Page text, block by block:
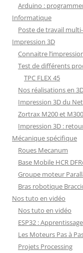
Arduino :
Informatique
Poste de travail
Impression 3D
Connaitre
Test de différents
TPC FLEX 45
Nos réalisations en
Impression 3D du Net
Zortrax M200 et M300
Impression 3D :
Mécanique spécifique
Roues Mecanum
Base Mobile HCR
Groupe moteur
Bras robotique
Nos tuto en vidéo
Nos tuto en vidéo
ESP32 : Apprentissage
Les Moteurs Pas à
Projets Processing